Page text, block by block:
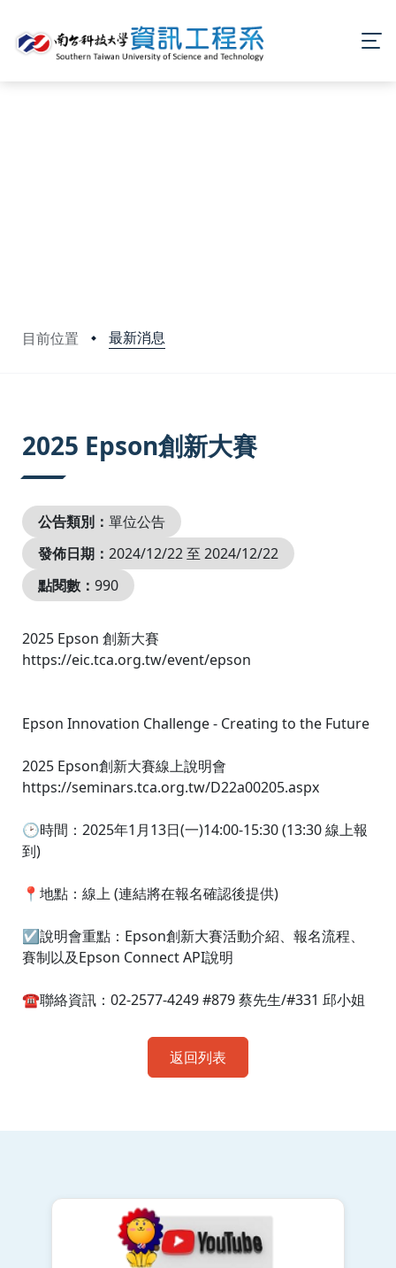
目前位置 最新消息
2025 Epson創新大賽
公告類別： 單位公告
發佈日期： 2024/12/22 至 2024/12/22
點閱數： 990
2025 Epson 創新大賽
https://eic.tca.org.tw/event/epson
Epson Innovation Challenge - Creating to the Future
2025 Epson創新大賽線上說明會
https://seminars.tca.org.tw/D22a00205.aspx
🕑時間：2025年1月13日(一)14:00-15:30 (13:30 線上報
到)
📍地點：線上 (連結將在報名確認後提供)
☑️說明會重點：Epson創新大賽活動介紹、報名流程、
賽制以及Epson Connect API說明
☎️聯絡資訊：02-2577-4249 #879 蔡先生/#331 邱小姐
返回列表